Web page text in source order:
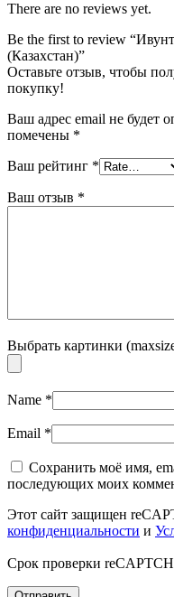
There are no reviews yet.
Be the first to review
(Казахстан)”
Оставьте отзыв, чтобы
покупку!
Ваш адрес email не будет
помечены *
Ваш рейтинг *
Ваш отзыв *
Выбрать картинки
Name *
Email *
Сохранить моё имя,
последующих моих
Этот сайт защищен
конфиденциальности и
Срок проверки